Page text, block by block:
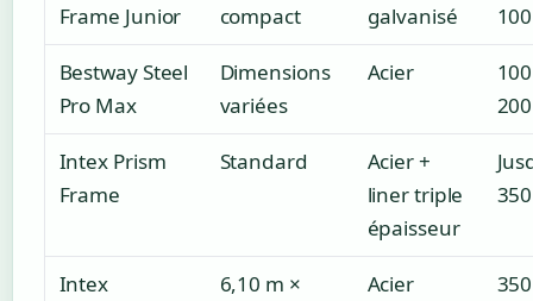
Frame Junior
compact
galvanisé
Bestway Steel
Pro Max
Dimensions
variées
Acier
Intex Prism
Frame
Standard
Acier +
liner triple
épaisseur
Intex
6,10 m ×
Acier